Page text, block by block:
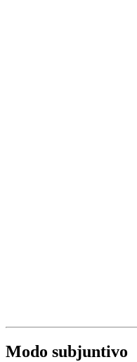
Modo subjuntivo